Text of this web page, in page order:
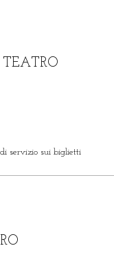
servizio sui biglietti